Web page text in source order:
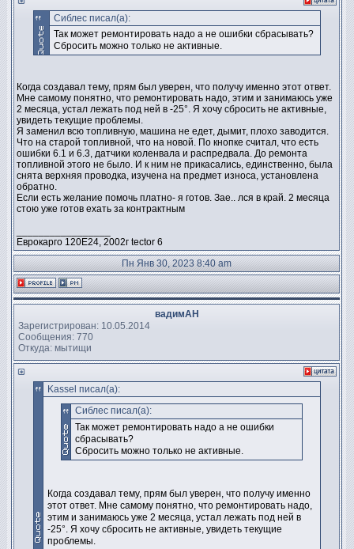
Сиблес писал(а):
Так может ремонтировать надо а не ошибки сбрасывать?
Сбросить можно только не активные.
Когда создавал тему, прям был уверен, что получу именно этот ответ.
Мне самому понятно, что ремонтировать надо, этим и занимаюсь уже
2 месяца, устал лежать под ней в -25°. Я хочу сбросить не активные,
увидеть текущие проблемы.
Я заменил всю топливную, машина не едет, дымит, плохо заводится.
Что на старой топливной, что на новой. По кнопке считал, что есть
ошибки 6.1 и 6.3, датчики коленвала и распредвала. До ремонта
топливной этого не было. И к ним не прикасались, единственно, была
снята верхняя проводка, изучена на предмет износа, установлена
обратно.
Если есть желание помочь платно- я готов. Зае.. лся в край. 2 месяца
стою уже готов ехать за контрактным
Еврокарго 120Е24, 2002г tector 6
Пн Янв 30, 2023 8:40 am
вадимАН
Зарегистрирован: 10.05.2014
Сообщения: 770
Откуда: мытищи
Kassel писал(а):
Сиблес писал(а):
Так может ремонтировать надо а не ошибки
сбрасывать?
Сбросить можно только не активные.
Когда создавал тему, прям был уверен, что получу именно
этот ответ. Мне самому понятно, что ремонтировать надо,
этим и занимаюсь уже 2 месяца, устал лежать под ней в
-25°. Я хочу сбросить не активные, увидеть текущие
проблемы.